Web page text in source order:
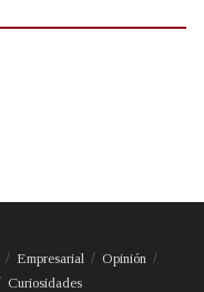
Empresarial
Opinión
Curiosidades